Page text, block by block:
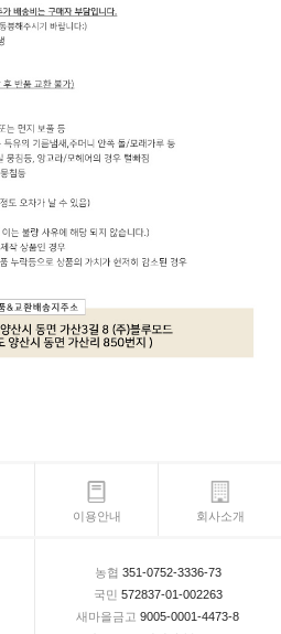
이용안내 회사소개
농협 351-0752-3336-73
국민 572837-01-002263
새마을금고 9005-0001-4473-8